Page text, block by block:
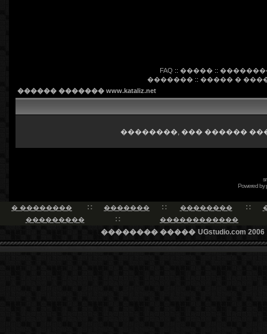
FAQ :: ����� ::
�������:: ����� �
������ ������� www.kataliz.net
��������, ��� ������
Powered by
� �������� ������� ��������
���������
������������
�������� ����� UGstudio.com 2006